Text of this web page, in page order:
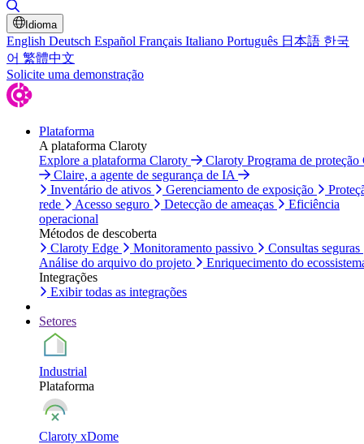
Idioma
English Deutsch Español Français Italiano Português 日本語 한국
어 繁體中文
Solicite uma demonstração
Plataforma
A plataforma Claroty
Explore a plataforma Claroty
Claroty Programa de proteção
Claire, a agente de segurança de IA
Inventário de ativos
Gerenciamento de exposição
rede
Acesso seguro Detecção de ameaças
Eficiência
operacional
Métodos de descoberta
Claroty Edge
Monitoramento passivo
Consultas seguras
Análise do arquivo do projeto
Enriquecimento do
Integrações
Exibir todas as integrações
Setores
Industrial
Plataforma
Claroty xDome